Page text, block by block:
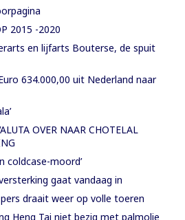
2015 -2020
en lijfarts Bouterse, de spuit
634.000,00 uit Nederland naar
OVER NAAR CHOTELAL
coldcase-moord’
gaat vandaag in
pers draait weer op volle toeren
Heng Tai niet bezig met palmolie